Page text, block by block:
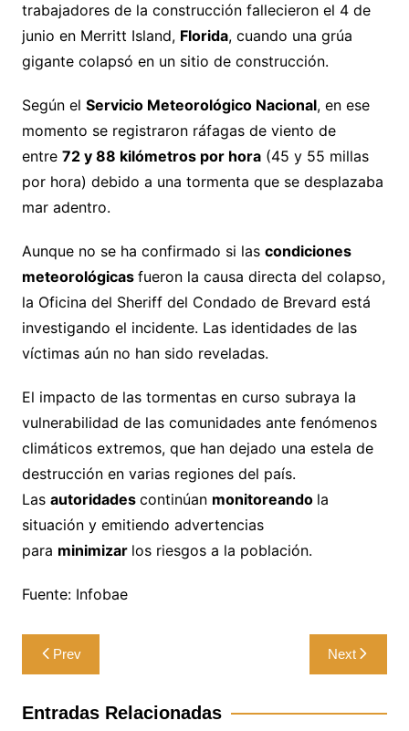
trabajadores de la construcción fallecieron el 4 de
junio en Merritt Island, Florida, cuando una grúa
gigante colapsó en un sitio de construcción.
Según el Servicio Meteorológico Nacional, en ese
momento se registraron ráfagas de viento de
entre 72 y 88 kilómetros por hora(45 y 55 millas
por hora) debido a una tormenta que se desplazaba
mar adentro.
Aunque no se ha confirmado si las condiciones
meteorológicas fueron la causa directa del colapso,
la Oficina del Sheriff del Condado de Brevard está
investigando el incidente. Las identidades de las
víctimas aún no han sido reveladas.
El impacto de las tormentas en curso subraya la
vulnerabilidad de las comunidades ante fenómenos
climáticos extremos, que han dejado una estela de
destrucción en varias regiones del país.
Las autoridades continúan monitoreando la
situación y emitiendo advertencias
para minimizar los riesgos a la población.
Fuente: Infobae
Navegación
de
entradas
Prev Next
Entradas Relacionadas